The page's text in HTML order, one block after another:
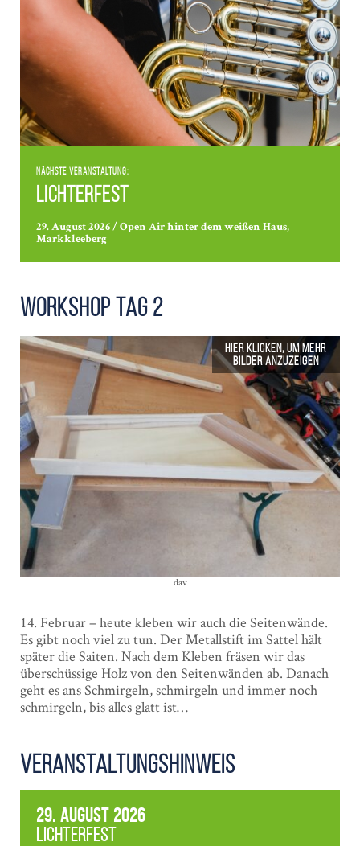
Nächste Veranstaltung:
Lichterfest
29. August 2026 / Open Air hinter dem weißen Haus,
Markkleeberg
Workshop Tag 2
dav
14. Februar – heute kleben wir auch die Seitenwände.
Es gibt noch viel zu tun. Der Metallstift im Sattel hält
später die Saiten. Nach dem Kleben fräsen wir das
überschüssige Holz von den Seitenwänden ab. Danach
geht es ans Schmirgeln, schmirgeln und immer noch
schmirgeln, bis alles glatt ist…
Veranstaltungshinweis
29. August 2026
Lichterfest